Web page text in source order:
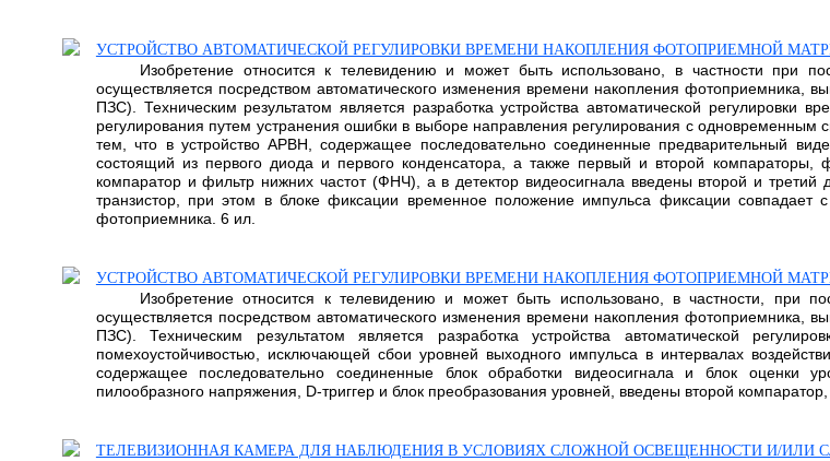
УСТРОЙСТВО АВТОМАТИЧЕСКОЙ РЕГУЛИРОВКИ ВРЕМЕНИ НАКОПЛЕНИЯ ФОТОПРИЕМНОЙ
Изобретение относится к телевидению и может быть использовано, в частности при
осуществляется посредством автоматического изменения времени накопления фотоприемника,
ПЗС). Техническим результатом является разработка устройства автоматической регулировки
регулирования путем устранения ошибки в выборе направления регулирования с одновременным
тем, что в устройство АРВН, содержащее последовательно соединенные предварительный
состоящий из первого диода и первого конденсатора, а также первый и второй
компаратор и фильтр нижних частот (ФНЧ), а в детектор видеосигнала введены второй и
транзистор, при этом в блоке фиксации временное положение импульса фиксации совпадает
фотоприемника. 6 ил.
УСТРОЙСТВО АВТОМАТИЧЕСКОЙ РЕГУЛИРОВКИ ВРЕМЕНИ НАКОПЛЕНИЯ ФОТОПРИЕМНОЙ
Изобретение относится к телевидению и может быть использовано, в частности, при
осуществляется посредством автоматического изменения времени накопления фотоприемника,
ПЗС). Техническим результатом является разработка устройства автоматической
помехоустойчивостью, исключающей сбои уровней выходного импульса в интервалах
содержащее последовательно соединенные блок обработки видеосигнала и блок оценки
пилообразного напряжения, D-триггер и блок преобразования уровней, введены второй
ТЕЛЕВИЗИОННАЯ КАМЕРА ДЛЯ НАБЛЮДЕНИЯ В УСЛОВИЯХ СЛОЖНОЙ ОСВЕЩЕННОСТИ И/ИЛИ